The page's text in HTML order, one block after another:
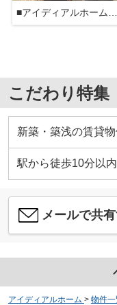
■アイディアルホーム大森本店■
こだわり特集
新築・築浅の賃貸
駅から徒歩10分以
メールで共
アイディアルホーム > 物件